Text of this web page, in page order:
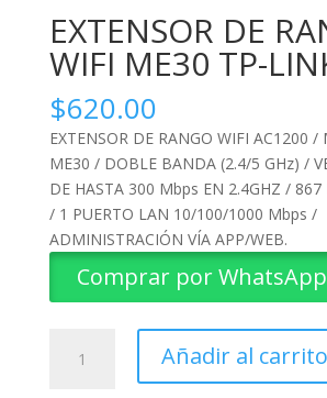
EXTENSOR DE
WIFI ME30 TP-
$620.00
EXTENSOR DE RANGO WIFI AC1200 /
ME30 / DOBLE BANDA (2.4/5 GHz) /
DE HASTA 300 Mbps EN 2.4GHZ /
/ 1 PUERTO LAN 10/100/1000 Mbps /
ADMINISTRACIÓN VÍA APP/WEB.
Comprar por WhatsApp
Añadir al carrito